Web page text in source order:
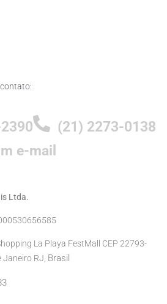
(21) 2273-0138
e-mail
Ltda.
La Playa FestMall CEP 22793-
RJ, Brasil